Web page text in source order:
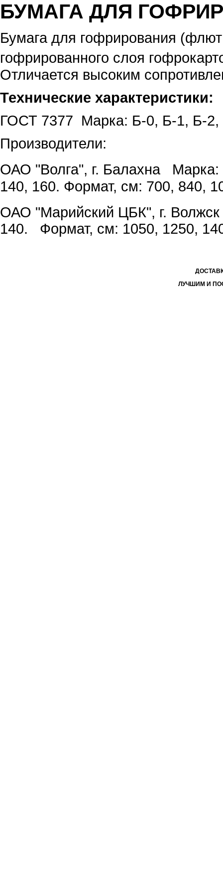
БУМАГА ДЛЯ
Бумага для гофрирования
гофрированного слоя
Отличается высоким
Технические характеристики:
ГОСТ 7377 Марка: Б-0, Б-1, Б-2,
Производители:
ОАО "Волга", г. Балахна Марка:
140, 160. Формат, см: 700, 840,
ОАО "Марийский ЦБК", г.
140. Формат, см: 1050, 1250,
ЛУЧШИМ И